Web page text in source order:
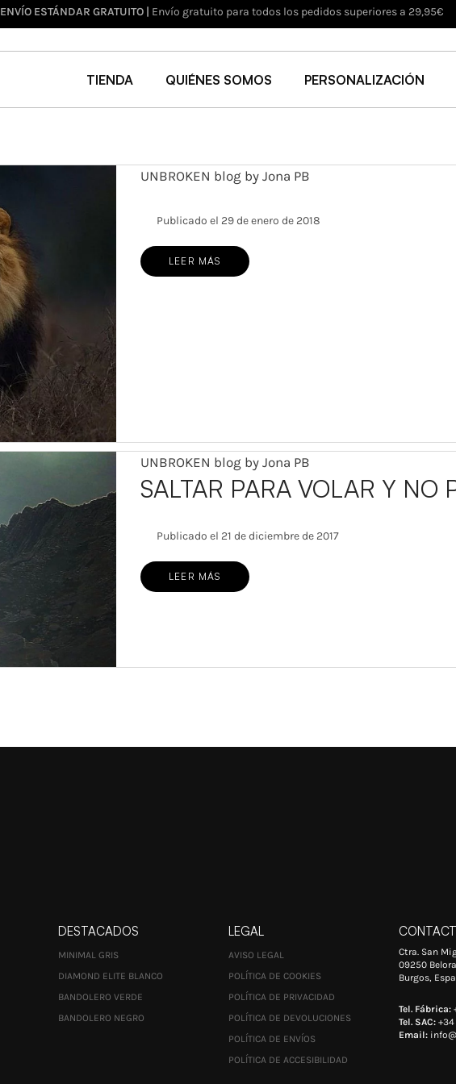
ENVÍO ESTÁNDAR GRATUITO | Envío gratuito para todos los pedidos superiores a 29,95€
TIENDA QUIÉNES SOMOS PERSONALIZACIÓN
UNBROKEN blog by Jona PB
Publicado el 29 de enero de 2018
LEER MÁS
UNBROKEN blog by Jona PB
SALTAR PARA VOLAR Y NO
Publicado el 21 de diciembre de 2017
LEER MÁS
DESTACADOS
MINIMAL GRIS
DIAMOND ELITE BLANCO
BANDOLERO VERDE
BANDOLERO NEGRO
LEGAL
AVISO LEGAL
POLÍTICA DE COOKIES
POLÍTICA DE PRIVACIDAD
POLÍTICA DE DEVOLUCIONES
POLÍTICA DE ENVÍOS
POLÍTICA DE ACCESIBILIDAD
Ctra. San
09250
Burgos,
Tel. Fábrica:
Tel. SAC:
Email: